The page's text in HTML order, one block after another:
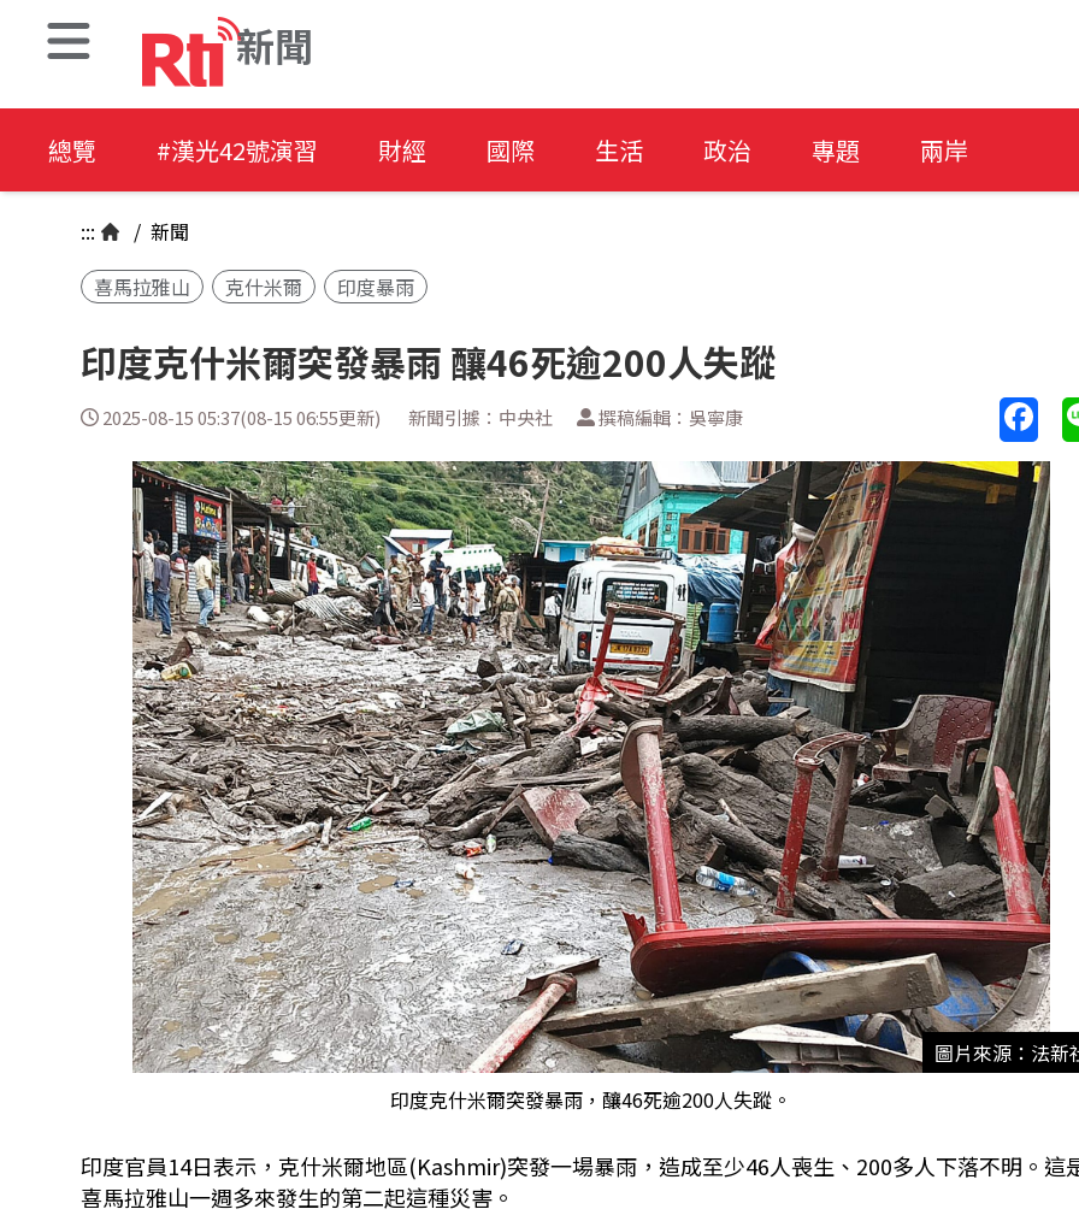
新聞
總覽 #漢光42號演習 財經 國際 生活 政治 專題 兩岸
::: / 新聞
喜馬拉雅山
克什米爾 印度暴雨
印度克什米爾突發暴雨 釀46死逾200人失蹤
2025-08-15 05:37(08-15 06:55更新) 新聞引據：中央社 撰稿編輯：吳寧康
圖片來源：法新
印度克什米爾突發暴雨，釀46死逾200人失蹤。
印度官員14日表示，克什米爾地區(Kashmir)突發一場暴雨，造成至少46人喪生、200多人下落不明。這
喜馬拉雅山一週多來發生的第二起這種災害。